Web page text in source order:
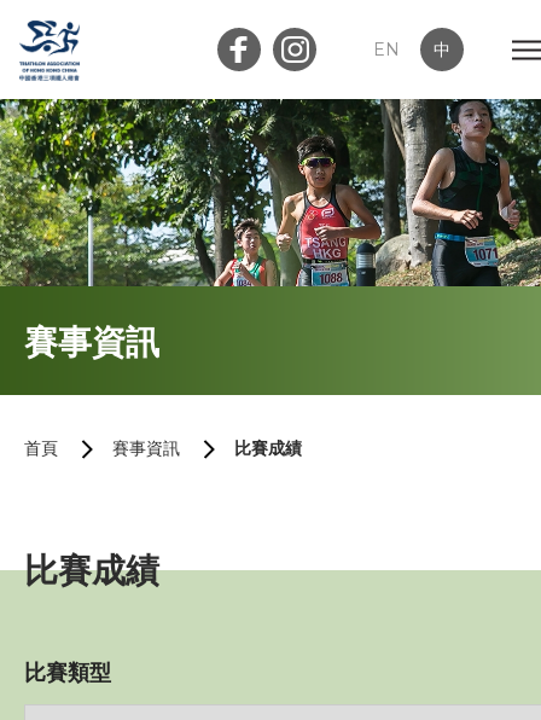
EN 中
會員登入 屬會登入
首頁
賽事資訊
首頁 賽事資訊 比賽成績
比賽成績
比賽類型